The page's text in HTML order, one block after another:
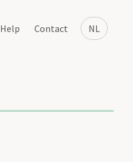
NL
Help Contact